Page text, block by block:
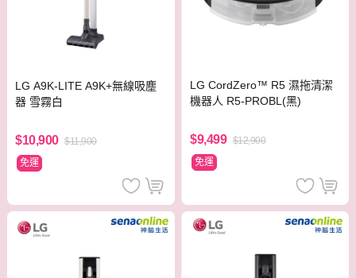
LG A9K-LITE A9K+無線吸塵
器 雪霧白
$10,900 $11,900
免運
LG CordZero™ R5 濕拖清潔
機器人 R5-PROBL(黑)
$9,499 $12,900
免運